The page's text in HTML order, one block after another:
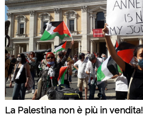
La Palestina non è più in vendita!